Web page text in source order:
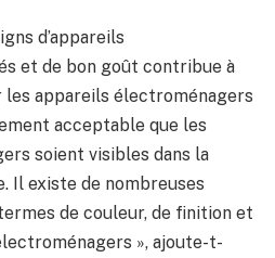
d’appareils
et de bon goût contribue à
les appareils électroménagers
acceptable que les
soient visibles dans la
Il existe de nombreuses
de couleur, de finition et
», ajoute-t-